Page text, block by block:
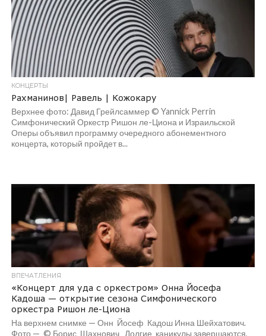
КОНЦЕРТЫ
Рахманинов| Равель | Кожокару
Верхнее фото: Давид Грейлсаммер © Yannick Perrin
Симфонический Оркестр Ришон ле-Циона и Израильской
Оперы объявил программу очередного абонементного
концерта, который пройдет в...
ВПЕЧАТЛЕНИЯ
«Концерт для уда с оркестром» Онна Йосефа
Кадоша — открытие сезона Симфонического
оркестра Ришон ле-Циона
На верхнем снимке — Онн Йосеф Кадош Инна Шейхатович.
Фото — © Борис Шахнович Долгие каникулы завершаются,